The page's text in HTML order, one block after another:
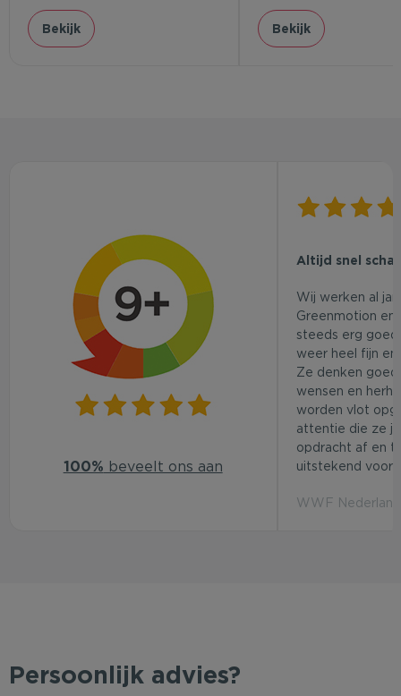
Bekijk Bekijk
100% beveelt ons aan
Altijd snel
Wij werken al
Greenmotion en
steeds erg
weer heel fijn en
Ze denken
wensen en
worden vlot
attentie die ze
opdracht af en
uitstekend voor
WWF
Persoonlijk advies?